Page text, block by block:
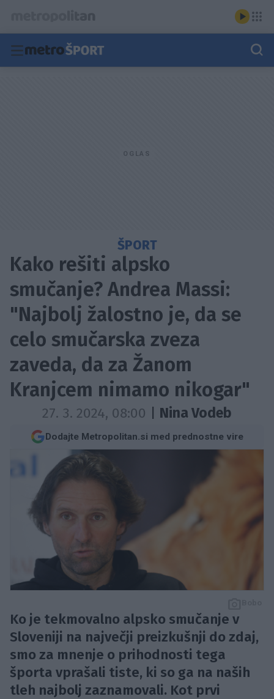
ŠPORT
Kako rešiti alpsko
smučanje? Andrea Massi:
"Najbolj žalostno je, da se
celo smučarska zveza
zaveda, da za Žanom
Kranjcem nimamo nikogar"
27. 3. 2024, 08:00 Nina Vodeb
Dodajte Metropolitan.si med prednostne vire
Ko je tekmovalno alpsko smučanje v
Sloveniji na največji preizkušnji do zdaj,
smo za mnenje o prihodnosti tega
športa vprašali tiste, ki so ga na naših
tleh najbolj zaznamovali. Kot prvi